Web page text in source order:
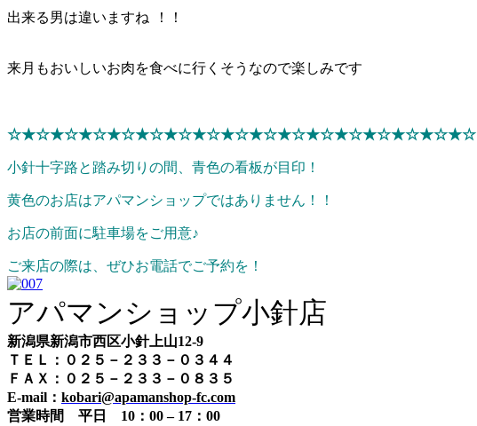
出来る男は違いますね ！！
来月もおいしいお肉を食べに行くそうなので楽しみです
☆★☆★☆★☆★☆★☆★☆★☆★☆★☆★☆★☆★☆★☆★☆★☆★☆
小針十字路と踏み切りの間、青色の看板が目印！
黄色のお店はアパマンショップではありません！！
お店の前面に駐車場をご用意♪
ご来店の際は、ぜひお電話でご予約を！
アパマンショップ小針店
新潟県新潟市西区小針上山12-9
ＴＥＬ：０２５－２３３－０３４４
ＦＡＸ：０２５－２３３－０８３５
E-mail： kobari@apamanshop-fc.com
営業時間 平日 10：00 – 17：00